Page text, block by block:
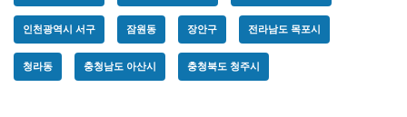
인천광역시 서구 잠원동 장안구 전라남도 목포시
청라동 충청남도 아산시 충청북도 청주시